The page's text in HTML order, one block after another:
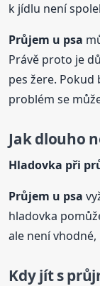
k jídlu není
Průjem u psa
Právě proto je
pes žere.
problém se
Jak dlouho
Hladovka při
Průjem u psa
hladovka
ale není
Kdy jít s